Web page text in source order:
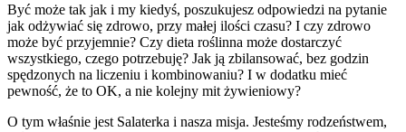
Być może tak jak i my kiedyś, poszukujesz odpowiedzi na pytanie
jak odżywiać się zdrowo, przy małej ilości czasu? I czy zdrowo
może być przyjemnie? Czy dieta roślinna może dostarczyć
wszystkiego, czego potrzebuję? Jak ją zbilansować, bez godzin
spędzonych na liczeniu i kombinowaniu? I w dodatku mieć
pewność, że to OK, a nie kolejny mit żywieniowy?
O tym właśnie jest Salaterka i nasza misja. Jesteśmy rodzeństwem,